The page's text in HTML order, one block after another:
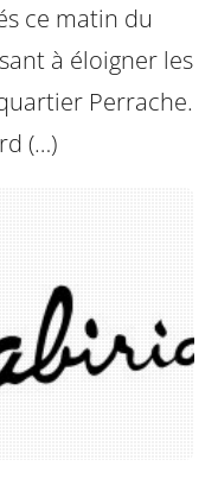
ce matin du
à éloigner les
Perrache.
(…)